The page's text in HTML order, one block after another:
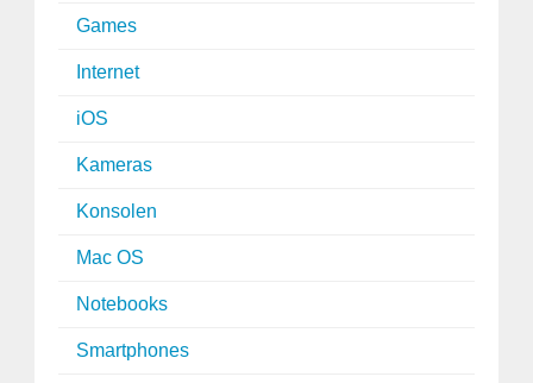
Games
Internet
iOS
Kameras
Konsolen
Mac OS
Notebooks
Smartphones